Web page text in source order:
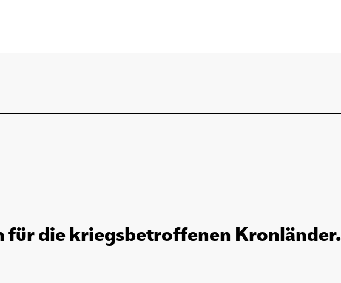
die kriegsbetroffenen Kronländer.